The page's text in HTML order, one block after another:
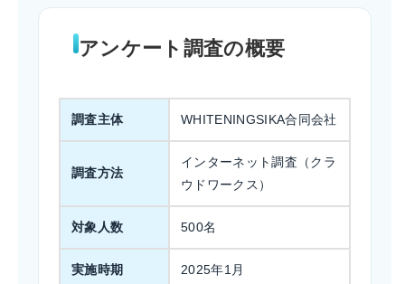
アンケート調査の概要
調査主体 WHITENINGSIKA合同会社
調査方法
インターネット調査（クラ
ウドワークス）
対象人数 500名
実施時期 2025年1月